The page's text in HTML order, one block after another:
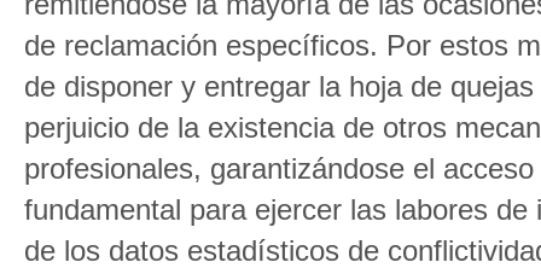
de reclamación específicos. Por estos
de disponer y entregar la hoja de
perjuicio de la existencia de otros
profesionales, garantizándose el
fundamental para ejercer las labores
de los datos estadísticos de